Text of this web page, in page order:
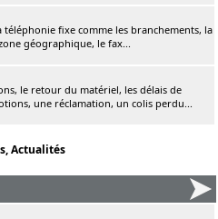
fixe comme les branchements, la
géographique, le fax...
le retour du matériel, les délais de
une réclamation, un colis perdu...
Actualités